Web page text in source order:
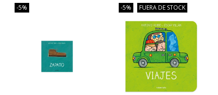
-5% -5% FUERA DE STOCK